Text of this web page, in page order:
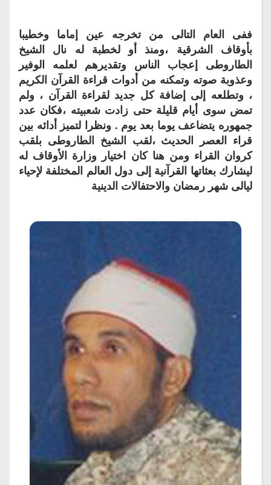
ففى العام التالى من تخرجه عين إماما وخطيبا
بأوقاف الشرقية ،ومنذ أو لخطبة له نال الشيخ
الطاروطى إعجاب الناس وتقديرهم لعلمه الوفير
وعذوبة صوته وتمكنه من أدوات قراءة القرآن الكريم
، وتطلعه إلى إضافة كل جديد لقراءة القرآن ، ولم
تمض سوى أيام قليلة حتى زادت شعبيته ،فكان عدد
جمهوره يتضاعف يوما بعد يوم . ونظرا لتميز أدائه بين
قراء العصر الحديث ،لقب الشيخ الطاروطى بلقب
كروان القراء ومن هنا كان اختيار وزارة الأوقاف له
ليشارك بعثاتها القرآنية إلى دول العالم المختلفة لإحياء
ليالى شهر رمضان والاحتفالات الدينية